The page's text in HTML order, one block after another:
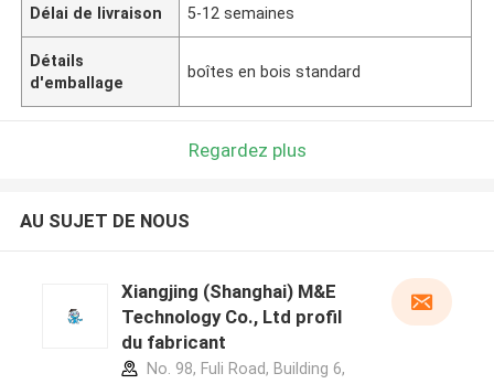
Délai de livraison 5-12 semaines
Détails
d'emballage
boîtes en bois standard
Regardez plus
AU SUJET DE NOUS
Xiangjing (Shanghai) M&E
Technology Co., Ltd profil
du fabricant
No. 98, Fuli Road, Building 6,